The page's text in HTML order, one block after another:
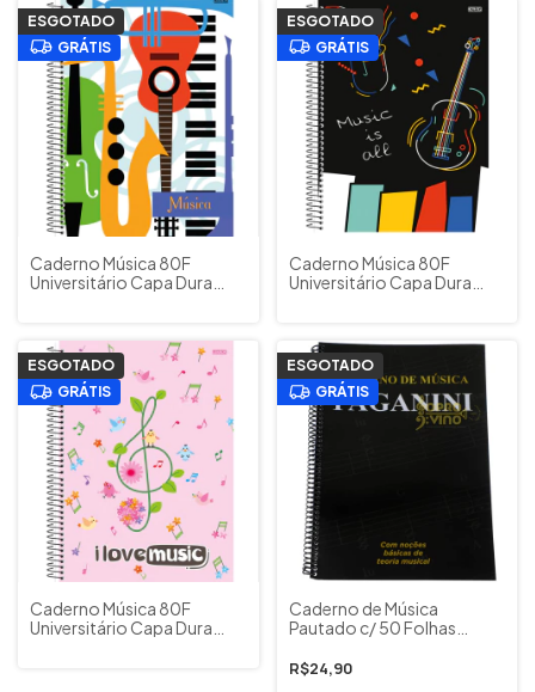
ESGOTADO
GRÁTIS
Caderno Música 80F
Universitário Capa Dura
Cód. 004
ESGOTADO
GRÁTIS
Caderno Música 80F
Universitário Capa Dura
ESGOTADO
GRÁTIS
Caderno Música 80F
Universitário Capa Dura
ESGOTADO
GRÁTIS
Caderno de Música
Pautado c/ 50 Folhas
R$24,90